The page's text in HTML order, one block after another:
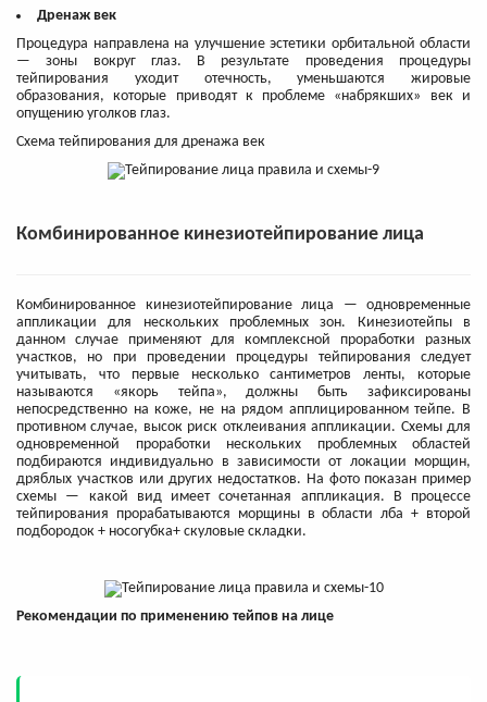
Дренаж век
Процедура направлена на улучшение эстетики орбитальной области
— зоны вокруг глаз. В результате проведения процедуры
тейпирования уходит отечность, уменьшаются жировые
образования, которые приводят к проблеме «набрякших» век и
опущению уголков глаз.
Схема тейпирования для дренажа век
Комбинированное кинезиотейпирование лица
Комбинированное кинезиотейпирование лица — одновременные
аппликации для нескольких проблемных зон. Кинезиотейпы в
данном случае применяют для комплексной проработки разных
участков, но при проведении процедуры тейпирования следует
учитывать, что первые несколько сантиметров ленты, которые
называются «якорь тейпа», должны быть зафиксированы
непосредственно на коже, не на рядом апплицированном тейпе. В
противном случае, высок риск отклеивания аппликации. Схемы для
одновременной проработки нескольких проблемных областей
подбираются индивидуально в зависимости от локации морщин,
дряблых участков или других недостатков. На фото показан пример
схемы — какой вид имеет сочетанная аппликация. В процессе
тейпирования прорабатываются морщины в области лба + второй
подбородок + носогубка+ скуловые складки.
Рекомендации по применению тейпов на лице